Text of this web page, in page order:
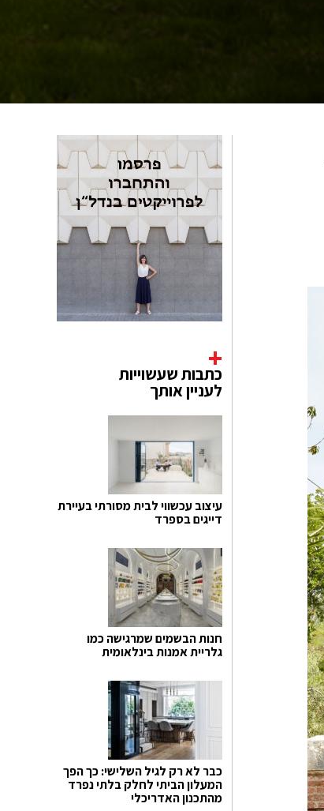
כתבות שעשוייות
לעניין אותך
עיצוב עכשווי לבית מסורתי בעיירת
דייגים בספרד
חנות הבשמים שמרגישה כמו
גלריית אמנות בינלאומית
כבר לא רק לגיל השלישי: כך הפך
המעלון הביתי לחלק בלתי נפרד
מהתכנון האדריכלי